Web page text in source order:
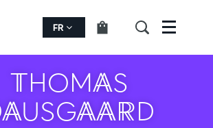
FR Menu
THOMAS